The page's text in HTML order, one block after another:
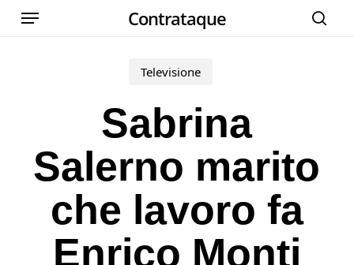
Skip
Contrataque
Menu
Televisione
Sabrina
Salerno marito
che lavoro fa
Enrico Monti